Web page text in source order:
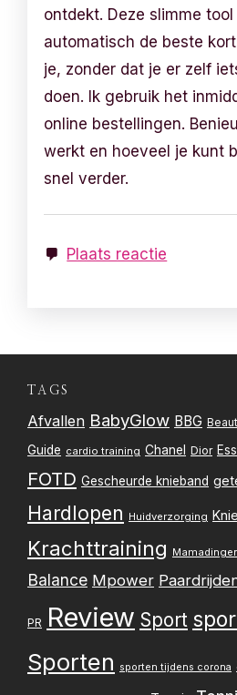
ontdekt. Deze slimme
automatisch de beste
je, zonder dat je er zelf
doen. Ik gebruik het
online bestellingen.
werkt en hoeveel je kunt
snel verder.
Plaats reactie
TAGS
Afvallen BabyGlow BBG
Guide cardio training Chanel Dior
FOTD Gescheurde knieband
Hardlopen Huidverzorging
Krachttraining
Balance Mpower
PR Review Sport
Sporten sporten tijdens corona